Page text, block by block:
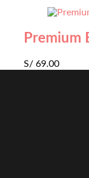
Premium
S/ 69.00